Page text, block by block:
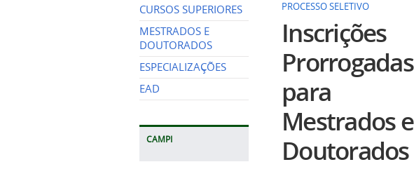
CURSOS SUPERIORES
MESTRADOS E
DOUTORADOS
ESPECIALIZAÇÕES
EAD
CAMPI
PROCESSO SELETIVO
Inscrições
Prorrogadas
para
Mestrados e
Doutorados